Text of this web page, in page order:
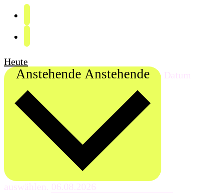
Heute
Anstehende Anstehende Datum
auswählen.